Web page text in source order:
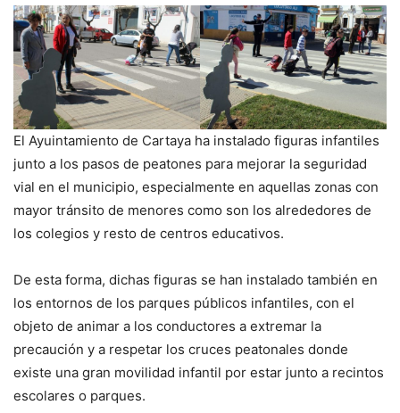
El Ayuintamiento de Cartaya ha instalado figuras infantiles
junto a los pasos de peatones para mejorar la seguridad
vial en el municipio, especialmente en aquellas zonas con
mayor tránsito de menores como son los alrededores de
los colegios y resto de centros educativos.
De esta forma, dichas figuras se han instalado también en
los entornos de los parques públicos infantiles, con el
objeto de animar a los conductores a extremar la
precaución y a respetar los cruces peatonales donde
existe una gran movilidad infantil por estar junto a recintos
escolares o parques.